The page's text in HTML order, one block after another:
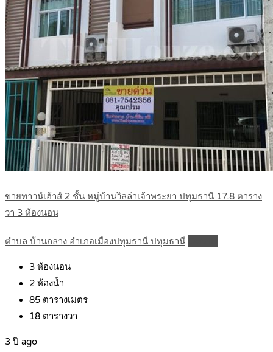
ขายทาวน์เฮ้าส์ 2 ชั้น หมู่บ้านวิลล่าเจ้าพระยา ปทุมธานี 17.8 ตาราง
วา 3 ห้องนอน
ตำบล บ้านกลาง อำเภอเมืองปทุมธานี ปทุมธานี
3 ห้องนอน
2 ห้องน้ำ
85 ตารางเมตร
18 ตารางวา
3 ปี ago